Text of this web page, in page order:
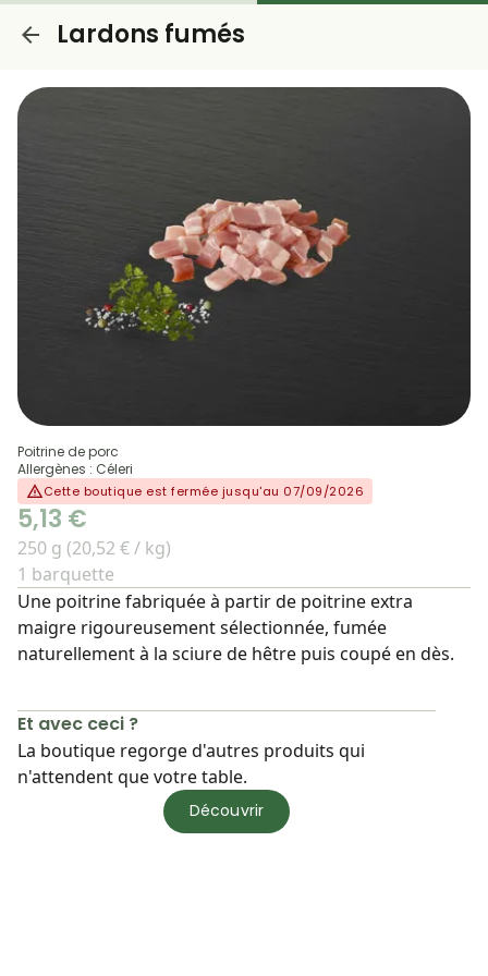
Lardons fumés
Poitrine de porc
Allergènes : Céleri
Cette boutique est fermée jusqu'au 07/09/2026
5,13 €
250 g (20,52 € / kg)
1 barquette
Une poitrine fabriquée à partir de poitrine extra
maigre rigoureusement sélectionnée, fumée
naturellement à la sciure de hêtre puis coupé en dès.
Et avec ceci ?
La boutique regorge d'autres produits qui
n'attendent que votre table.
Découvrir